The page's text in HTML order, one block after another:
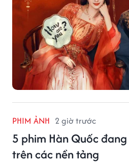
PHIM ẢNH 2 giờ trước
5 phim Hàn Quốc
trên các nền tảng